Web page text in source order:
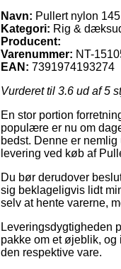
Navn: Pullert nylon
Kategori: Rig &
Producent:
Varenummer: NT-
EAN: 7391974193274
Vurderet til 3.6 ud af 5
En stor portion
populære er nu om
bedst. Denne er
levering ved køb af
Du bør derudover
sig beklageligvis lidt
selv at hente varerne,
Leveringsdygtigheden
pakke om et øjeblik, og
den respektive vare.